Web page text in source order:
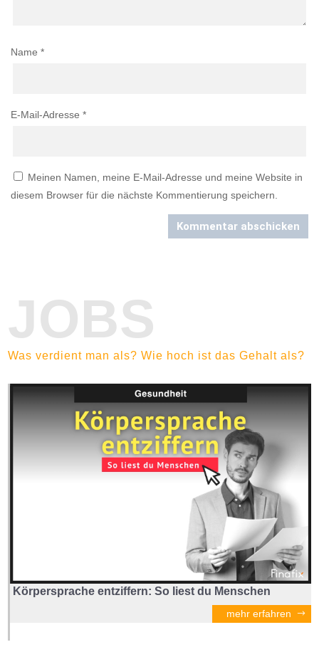
Name *
E-Mail-Adresse *
Meinen Namen, meine E-Mail-Adresse und meine Website in
diesem Browser für die nächste Kommentierung speichern.
Kommentar abschicken
JOBS
Was verdient man als? Wie hoch ist das Gehalt als?
Körpersprache entziffern: So liest du Menschen
mehr erfahren